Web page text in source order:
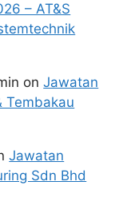
orang
sebarang
Bantuan
seperti di
/ 03-8882
– AT&S
onJawatan
Tembakau
Jawatan
Sdn Bhd